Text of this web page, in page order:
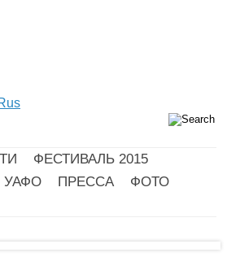
ФЕСТИВАЛЬ 2015
УАФО ПРЕССА
ФОТО